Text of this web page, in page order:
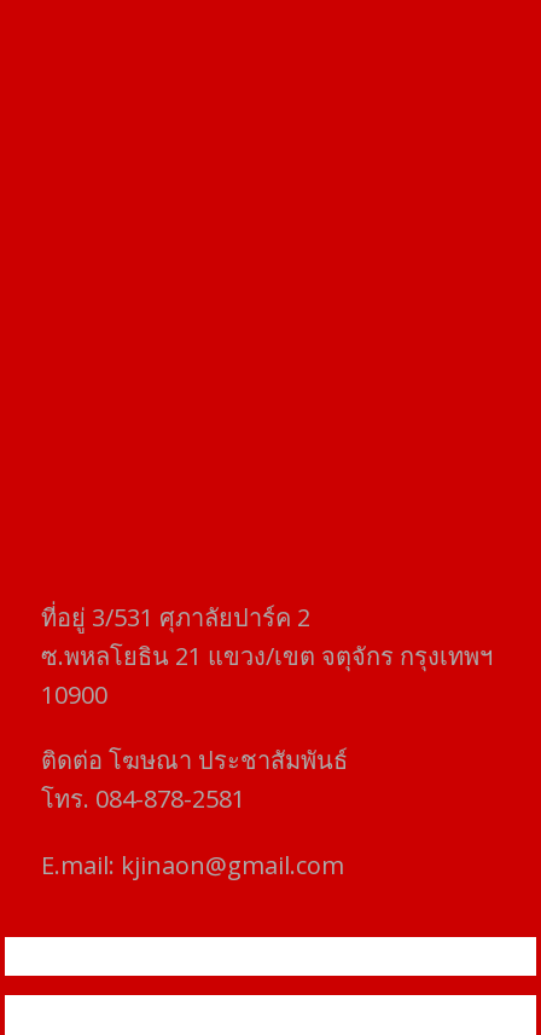
ที่อยู่​ 3/531​ ศุภาลัยปาร์ค​ 2
ซ.พหลโยธิน​ 21​ แขวง/เขต​ จตุจักร​ กรุงเทพฯ
10900
ติดต่อ​ โฆษณา​ ประชาสัมพันธ์
โทร​. 084-878-2581
E.mail: kjinaon@gmail.com